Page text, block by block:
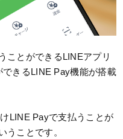
ことができるLINEアプリ
きるLINE Pay機能が搭載
LINE Payで支払うことが
うことです。